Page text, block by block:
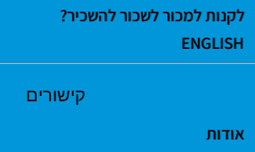
לקנות למכור לשכור להשכיר?
ENGLISH
קישורים
אודות